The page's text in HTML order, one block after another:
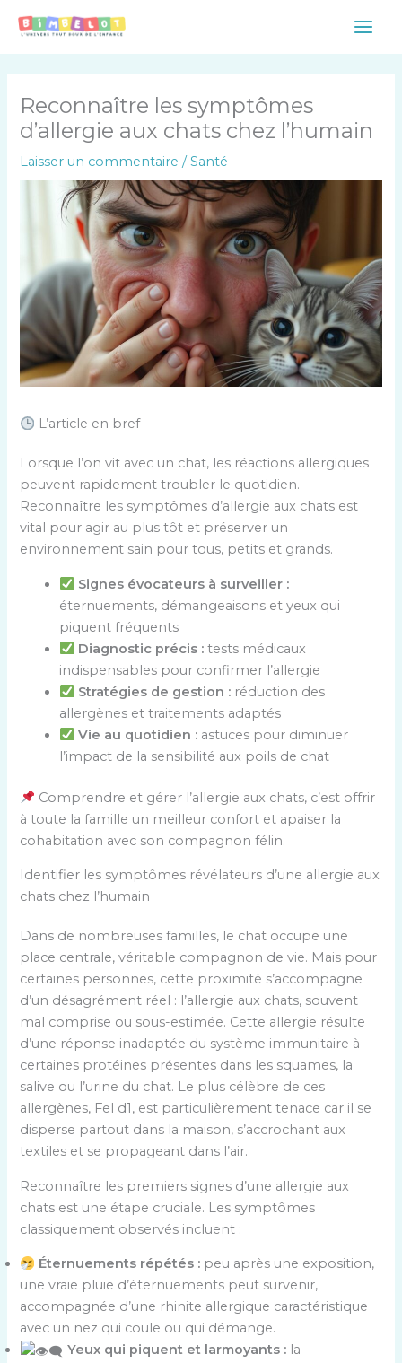
Main
Reconnaître les symptômes
d’allergie aux chats chez l’humain
Laisser un commentaire /Santé
L’article en bref
Lorsque l’on vit avec un chat, les réactions allergiques
peuvent rapidement troubler le quotidien.
Reconnaître les symptômes d’allergie aux chats est
vital pour agir au plus tôt et préserver un
environnement sain pour tous, petits et grands.
Signes évocateurs à surveiller :
éternuements, démangeaisons et yeux qui
piquent fréquents
Diagnostic précis :tests médicaux
indispensables pour confirmer l’allergie
Stratégies de gestion :réduction des
allergènes et traitements adaptés
Vie au quotidien :astuces pour diminuer
l’impact de la sensibilité aux poils de chat
Comprendre et gérer l’allergie aux chats, c’est offrir
à toute la famille un meilleur confort et apaiser la
cohabitation avec son compagnon félin.
Identifier les symptômes révélateurs d’une allergie aux
chats chez l’humain
Dans de nombreuses familles, le chat occupe une
place centrale, véritable compagnon de vie. Mais pour
certaines personnes, cette proximité s’accompagne
d’un désagrément réel : l’allergie aux chats, souvent
mal comprise ou sous-estimée. Cette allergie résulte
d’une réponse inadaptée du système immunitaire à
certaines protéines présentes dans les squames, la
salive ou l’urine du chat. Le plus célèbre de ces
allergènes, Fel d1, est particulièrement tenace car il se
disperse partout dans la maison, s’accrochant aux
textiles et se propageant dans l’air.
Reconnaître les premiers signes d’une allergie aux
chats est une étape cruciale. Les symptômes
classiquement observés incluent :
Éternuements répétés : peu après une exposition,
une vraie pluie d’éternuements peut survenir,
accompagnée d’une rhinite allergique caractéristique
avec un nez qui coule ou qui démange.
Yeux qui piquent et larmoyants : la